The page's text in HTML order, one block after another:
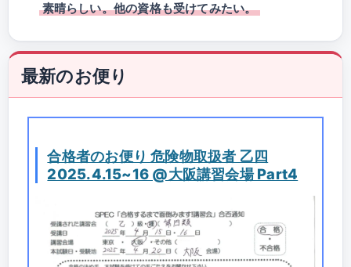
素晴らしい。他の資格も受けてみたい。
最新のお便り
合格者のお便り 危険物取扱者 乙四
2025.4.15~16 @大阪講習会場 Part4